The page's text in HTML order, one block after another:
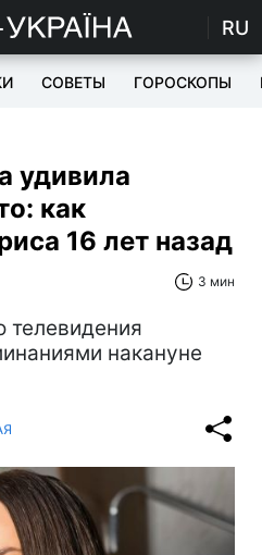
RU
СОВЕТЫ ГОРОСКОПЫ
удивила
как
16 лет назад
3 мин
телевидения
накануне